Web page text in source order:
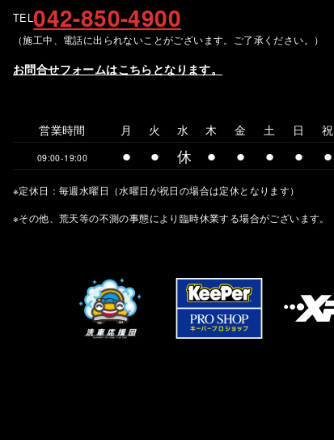
TEL042-850-4900
（施工中、電話に出られないことがございます。ご了承ください。）
お問合せフォームはこちらとなります。
営業時間 月 火 水 木 金 土 日 祝
09:00-19:00 ⚫︎ ⚫︎ 休 ⚫︎ ⚫︎ ⚫︎ ⚫︎ ⚫︎
※定休日：毎週水曜日（水曜日が祝日の場合は定休となります）
※その他、荒天等の不測の事態により臨時休業する場合がございます。